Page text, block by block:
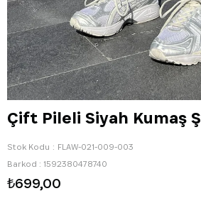
Çift Pileli Siyah Kumaş
Stok Kodu
FLAW-021-009-003
Barkod : 1592380478740
₺699,00